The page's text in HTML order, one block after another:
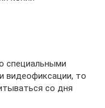
специальными
видеофиксации, то
со дня